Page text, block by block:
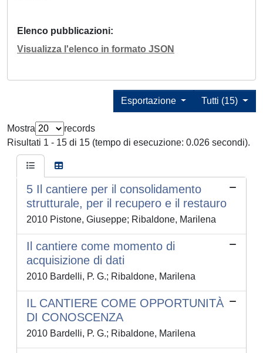
Elenco pubblicazioni
Visualizza l'elenco in formato JSON
Tutti (15)
Esportazione
Mostra
records
Risultati 1 - 15 di 15 (tempo di esecuzione: 0.026 secondi).
5 Il cantiere per il consolidamento
strutturale, per il recupero e il restauro
2010 Pistone, Giuseppe; Ribaldone, Marilena
Il cantiere come momento di
acquisizione di dati
2010 Bardelli, P. G.; Ribaldone, Marilena
IL CANTIERE COME OPPORTUNITÀ
DI CONOSCENZA
2010 Bardelli, P. G.; Ribaldone, Marilena